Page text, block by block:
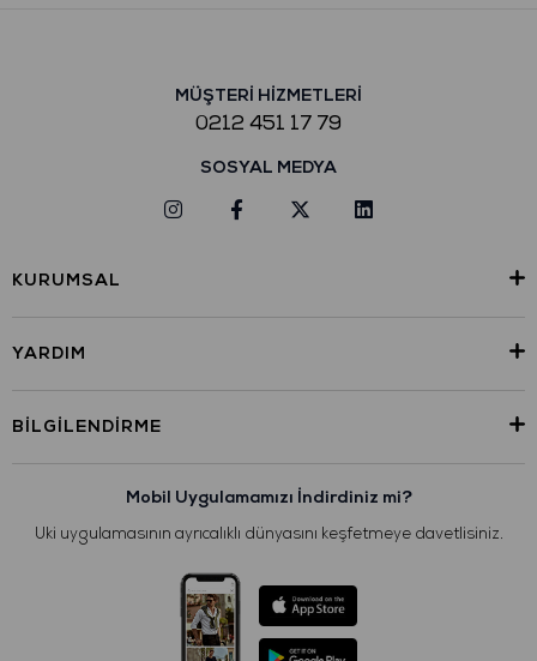
MÜŞTERİ HİZMETLERİ
0212 451 17 79
SOSYAL MEDYA
KURUMSAL
YARDIM
BILGILENDIRME
Mobil Uygulamamızı İndirdiniz mi?
Uki uygulamasının ayrıcalıklı dünyasını keşfetmeye davetlisiniz.